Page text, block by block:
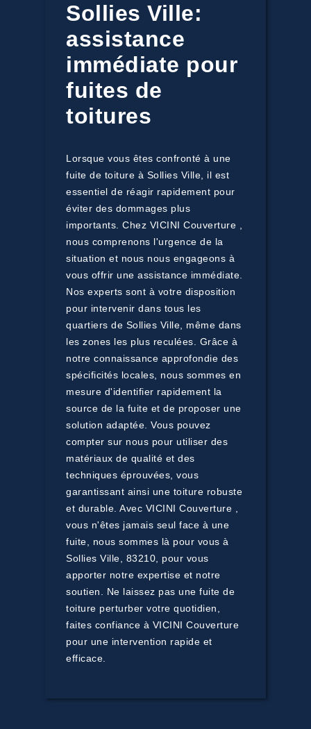
Sollies Ville:
assistance
immédiate pour
fuites de
toitures
Lorsque vous êtes confronté à une
fuite de toiture à Sollies Ville, il est
essentiel de réagir rapidement pour
éviter des dommages plus
importants. Chez VICINI Couverture ,
nous comprenons l'urgence de la
situation et nous nous engageons à
vous offrir une assistance immédiate.
Nos experts sont à votre disposition
pour intervenir dans tous les
quartiers de Sollies Ville, même dans
les zones les plus reculées. Grâce à
notre connaissance approfondie des
spécificités locales, nous sommes en
mesure d'identifier rapidement la
source de la fuite et de proposer une
solution adaptée. Vous pouvez
compter sur nous pour utiliser des
matériaux de qualité et des
techniques éprouvées, vous
garantissant ainsi une toiture robuste
et durable. Avec VICINI Couverture ,
vous n'êtes jamais seul face à une
fuite, nous sommes là pour vous à
Sollies Ville, 83210, pour vous
apporter notre expertise et notre
soutien. Ne laissez pas une fuite de
toiture perturber votre quotidien,
faites confiance à VICINI Couverture
pour une intervention rapide et
efficace.